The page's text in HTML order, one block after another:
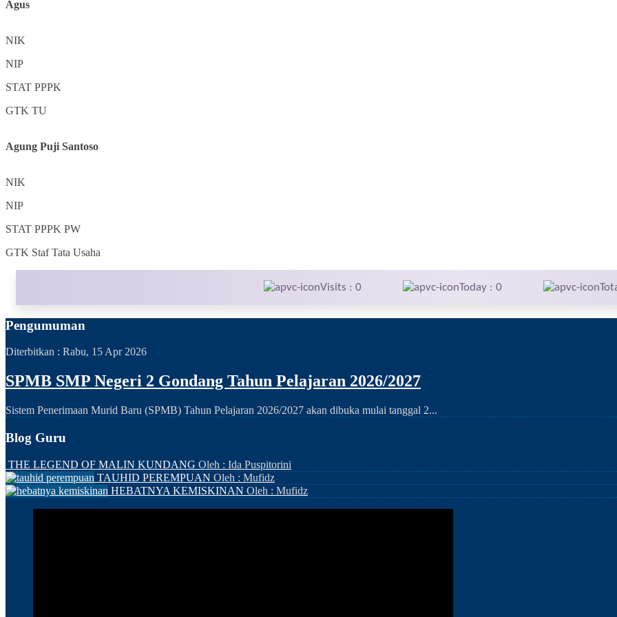
Agus
NIK
NIP
STAT PPPK
GTK TU
Agung Puji Santoso
NIK
NIP
STAT PPPK PW
GTK Staf Tata Usaha
Visits : 0 Today : 0
Pengumuman
Diterbitkan : Rabu, 15 Apr 2026
SPMB SMP Negeri 2 Gondang Tahun Pelajaran 2026/2027
Sistem Penerimaan Murid Baru (SPMB) Tahun Pelajaran 2026/2027 akan dibuka mulai tanggal 2...
Blog Guru
THE LEGEND OF MALIN KUNDANG Oleh : Ida Puspitorini
TAUHID PEREMPUAN Oleh : Mufidz
HEBATNYA KEMISKINAN Oleh : Mufidz